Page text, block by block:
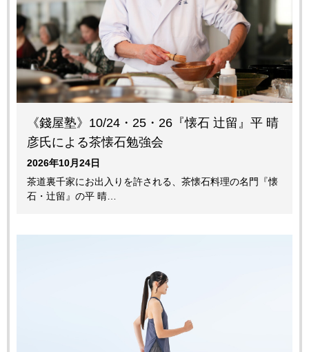
《錢屋塾》10/24・25・26『懐石 辻留』平 晴
彦氏による茶懐石勉強会
2026年10月24日
茶道裏千家にお出入りを許される、茶懐石料理の名門『懐
石・辻留』の平 晴…